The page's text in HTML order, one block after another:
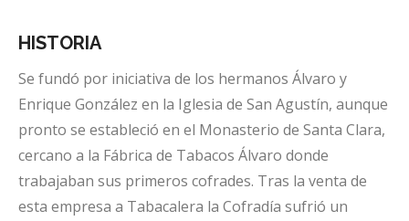
HISTORIA
Se fundó por iniciativa de los hermanos Álvaro y
Enrique González en la Iglesia de San Agustín, aunque
pronto se estableció en el Monasterio de Santa Clara,
cercano a la Fábrica de Tabacos Álvaro donde
trabajaban sus primeros cofrades. Tras la venta de
esta empresa a Tabacalera la Cofradía sufrió un